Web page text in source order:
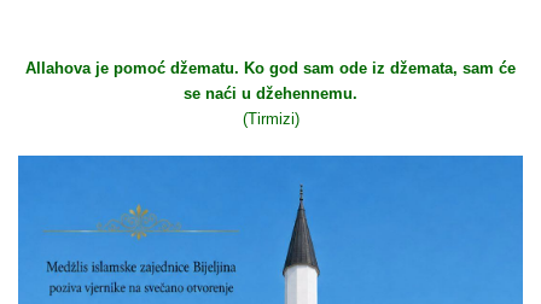
Allahova je pomoć džematu. Ko god sam ode iz džemata, sam će
se naći u džehennemu.
(Tirmizi)